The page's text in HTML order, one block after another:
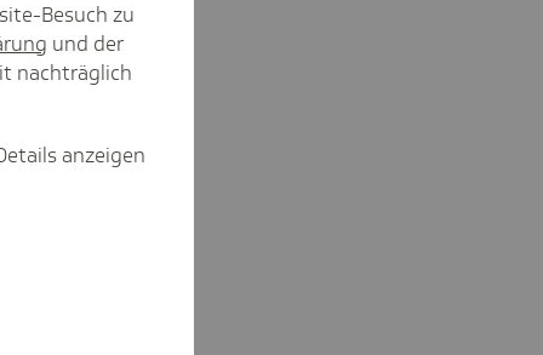
Besuch zu
und der
nachträglich
anzeigen